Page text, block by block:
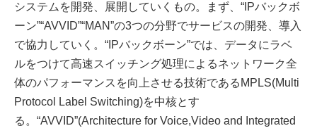
システムを開発、展開していくもの。まず、“IPバックボ
ーン”“AVVID”“MAN”の3つの分野でサービスの開発、導入
で協力していく。“IPバックボーン”では、データにラベ
ルをつけて高速スイッチング処理によるネットワーク全
体のパフォーマンスを向上させる技術であるMPLS(Multi
Protocol Label Switching)を中核とす
る。“AVVID”(Architecture for Voice,Video and Integrated